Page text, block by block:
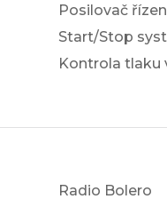
Posilovač
Start/Stop
Kontrola tlaku
Radio Bolero